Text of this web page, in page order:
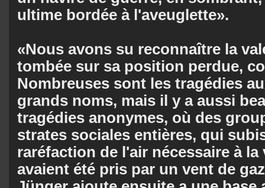
ultime bordée à l'aveuglette».
«Nous avons su reconnaître la
tombée sur sa position perdue,
Nombreuses sont les tragédies
grands noms, mais il y a aussi
tragédies anonymes, où des
strates sociales entières, qui
raréfaction de l'air nécessaire à la
avaient été pris par un vent de